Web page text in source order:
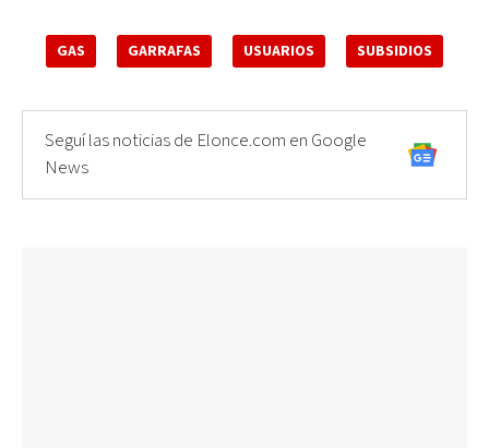
GAS GARRAFAS USUARIOS SUBSIDIOS
Seguí las noticias de Elonce.com en Google
News